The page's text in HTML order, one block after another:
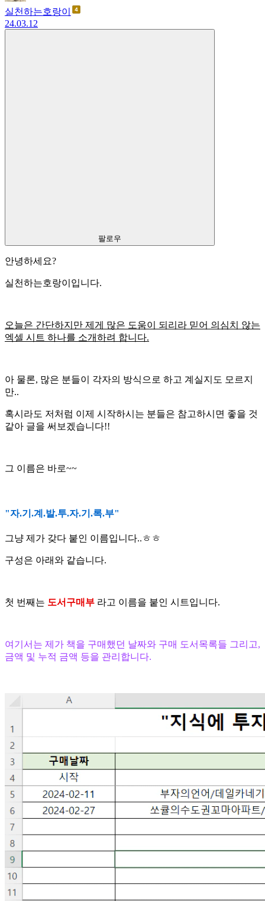
실천하는호랑이
24.03.12
팔로우
안녕하세요?
실천하는호랑이입니다.
오늘은 간단하지만 제게 많은 도움이 되리라 믿어 의심치 않는
엑셀 시트 하나를 소개하려 합니다.
아 물론, 많은 분들이 각자의 방식으로 하고 계실지도 모르지
만..
혹시라도 저처럼 이제 시작하시는 분들은 참고하시면 좋을 것
같아 글을 써보겠습니다!!
그 이름은 바로~~
"자.기.계.발.투.자.기.록.부"
그냥 제가 갖다 붙인 이름입니다..ㅎㅎ
구성은 아래와 같습니다.
첫 번째는 도서구매부 라고 이름을 붙인 시트입니다.
여기서는 제가 책을 구매했던 날짜와 구매 도서목록들 그리고,
금액 및 누적 금액 등을 관리합니다.